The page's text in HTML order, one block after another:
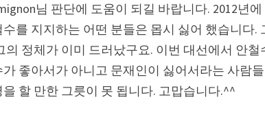
님 판단에 도움이 되길 바랍니다. 2012년
수를 지지하는 어떤 분들은 몹시 싫어 했습니다.
의 정체가 이미 드러났구요. 이번 대선에서 안
가 좋아서가 아니고 문재인이 싫어서라는 사람
을 할 만한 그릇이 못 됩니다. 고맙습니다.^^